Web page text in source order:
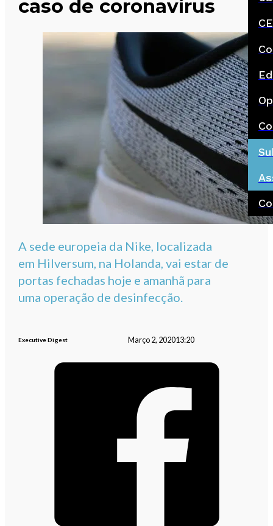
caso de coronavírus
A sede europeia da Nike, localizada
em Hilversum, na Holanda, vai estar de
portas fechadas hoje e amanhã para
uma operação de desinfecção.
Executive Digest Março 2, 202013:20